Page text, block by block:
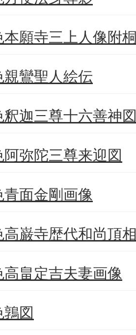
願寺三上人像附
鸞聖人絵伝
迦三尊十六善神
弥陀三尊来迎図
面金剛画像
巌寺歴代和尚頂
畠定吉夫妻画像
図